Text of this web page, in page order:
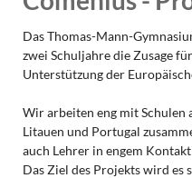
Das Thomas-Mann-
zwei Schuljahre die Zusage
Unterstützung der
Wir arbeiten eng mit Schulen
Litauen und Portugal
auch Lehrer in engem
Das Ziel des Projekts wird es